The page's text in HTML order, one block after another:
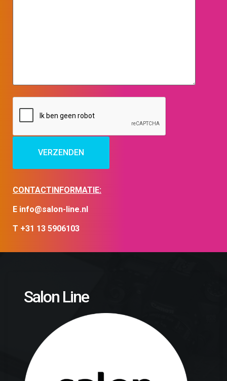
CONTACTINFORMATIE:
E info@salon-line.nl
T +31 13 5906103
Salon Line